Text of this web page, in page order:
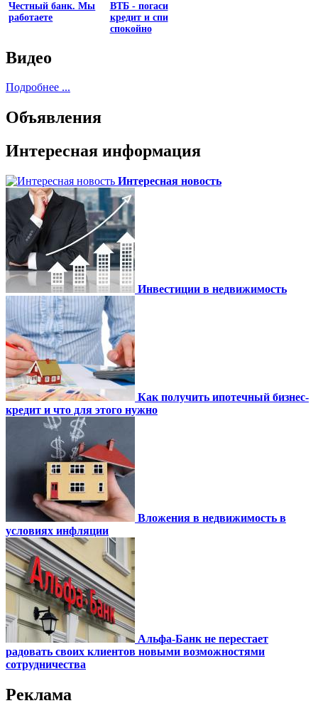
Честный банк. Мы
работаете
ВТБ - погаси
кредит и спи
спокойно
Видео
Подробнее ...
Объявления
Интересная информация
Интересная новость
Инвестиции в недвижимость
Как получить ипотечный бизнес-
кредит и что для этого нужно
Вложения в недвижимость в
условиях инфляции
Альфа-Банк не перестает
радовать своих клиентов новыми возможностями
сотрудничества
Реклама